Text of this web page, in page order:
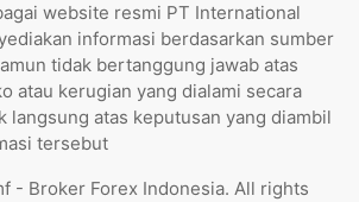
website resmi PT International
informasi berdasarkan sumber
tidak bertanggung jawab atas
atau kerugian yang dialami secara
langsung atas keputusan yang diambil
tersebut
- Broker Forex Indonesia. All rights